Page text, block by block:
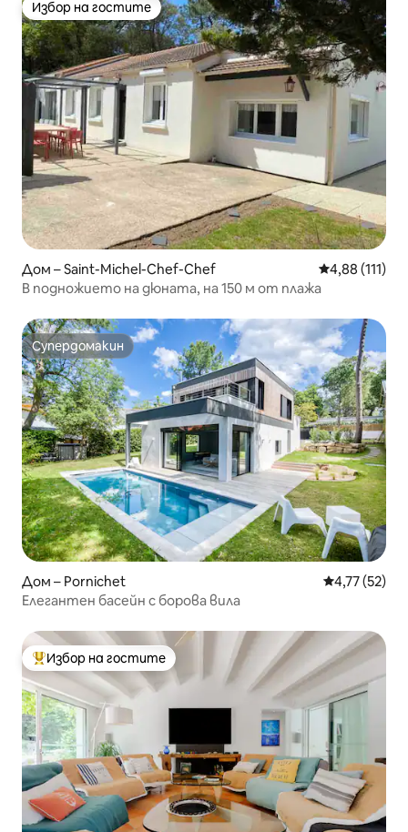
Избор на гостите
Избор на гостите
Дом – Saint-Michel-Chef-Chef Средна
4,88 (111)
В подножието на дюната, на 150 м от плажа
Супердомакин
Супердомакин
Дом – Pornichet Средна
4,77 (52)
Елегантен басейн с борова вила
Най-популярен избор на гостите
Избор на гостите